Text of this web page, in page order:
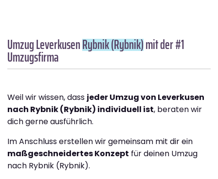
Umzug LeverkusenRybnik (Rybnik)mit der #1
Umzugsfirma
Weil wir wissen, dass jeder Umzug von Leverkusen
nach Rybnik (Rybnik) individuell ist, beraten wir
dich gerne ausführlich.
Im Anschluss erstellen wir gemeinsam mit dir ein
maßgeschneidertes Konzept für deinen Umzug
nach Rybnik (Rybnik).